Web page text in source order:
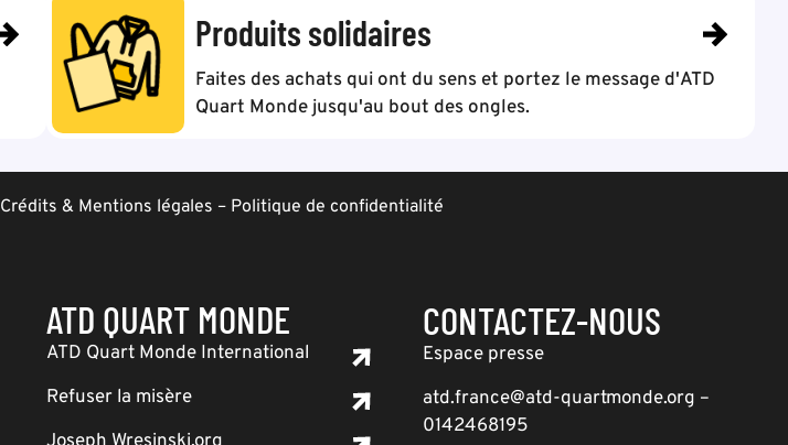
Produits solidaires
Faites des achats qui ont du sens et portez le message d'ATD
Quart Monde jusqu'au bout des ongles.
Crédits & Mentions légales – Politique de confidentialité
ATD QUART MONDE
ATD Quart Monde International
Refuser la misère
CONTACTEZ-NOUS
Espace presse
atd.france@atd-quartmonde.org –
0142468195